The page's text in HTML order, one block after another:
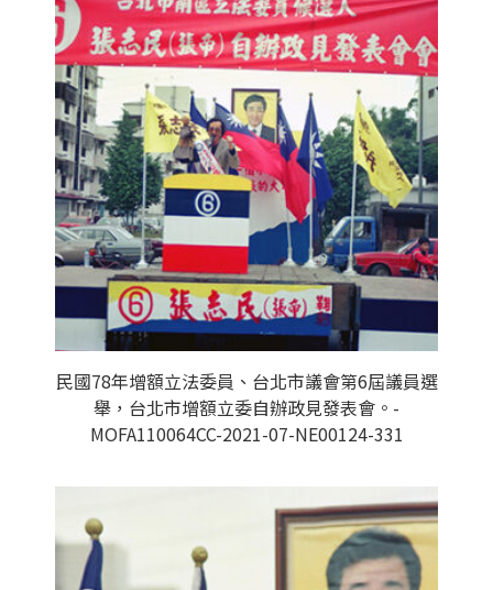
民國78年增額立法委員、台北市議會第6屆議員選
舉，台北市增額立委自辦政見發表會。-
MOFA110064CC-2021-07-NE00124-331